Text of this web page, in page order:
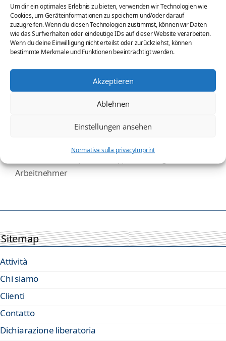
Um dir ein optimales Erlebnis zu bieten, verwenden wir Technologien wie
Cookies, um Geräteinformationen zu speichern und/oder darauf
zuzugreifen. Wenn du diesen Technologien zustimmst, können wir Daten
wie das Surfverhalten oder eindeutige IDs auf dieser Website verarbeiten.
Wenn du deine Einwilligung nicht erteilst oder zurückziehst, können
bestimmte Merkmale und Funktionen beeinträchtigt werden.
Akzeptieren
Ablehnen
Einstellungen ansehen
Normativa sulla privacyImprint
cancellata in Italia
contratto di compravendita in originale
fattura in originale
L’autoveicolo deve essere mostrato ad una qualsiasi
Motorizzazione tedesca, che rilascia un certificato
da mostrare alla Motorizzazione dove esso va
Germania dal vivo
Indicazioni in fattura
Arbeitnehmer
Sitemap
Attività
Chi siamo
Clienti
Contatto
Dichiarazione liberatoria